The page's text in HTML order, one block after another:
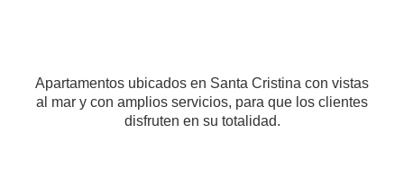
Apartamentos ubicados en Santa Cristina con vistas
al mar y con amplios servicios, para que los clientes
disfruten en su totalidad.